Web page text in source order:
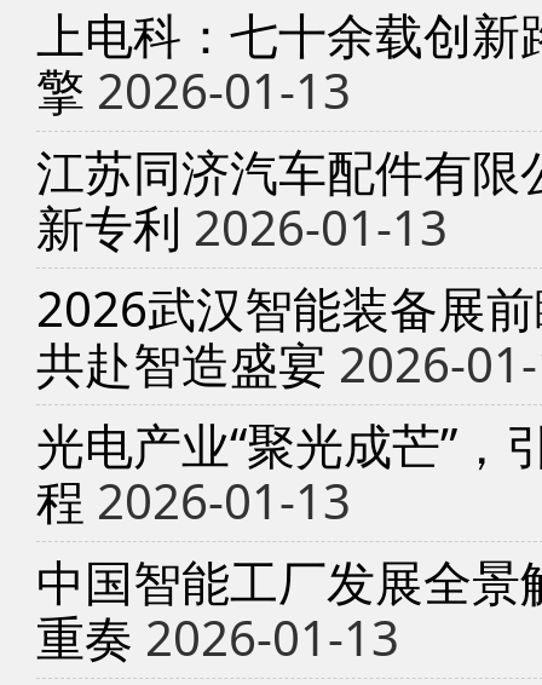
上电科：七十余载创
擎 2026-01-13
江苏同济汽车配件有
新专利 2026-01-13
2026武汉智能装备展
共赴智造盛宴 2026-
光电产业“聚光成芒”，
程 2026-01-13
中国智能工厂发展全
重奏 2026-01-13